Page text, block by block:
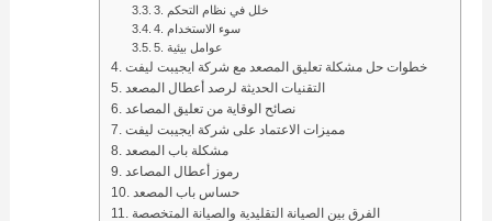
3. خلل في نظام التحكم
4. سوء الاستخدام
5. عوامل بيئية
خطوات حل مشكلة تعليق المصعد مع شركة ايجيبت ليفت
التقنيات الحديثة لرصد أعطال المصعد
نصائح الوقاية من تعليق المصاعد
مميزات الاعتماد على شركة ايجيبت ليفت
مشكلة باب المصعد
رموز أعطال المصاعد
حساس باب المصعد
الفرق بين الصيانة التقليدية والصيانة المتخصصة